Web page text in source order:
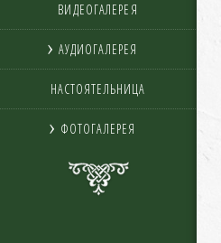
ВИДЕОГАЛЕРЕЯ
АУДИОГАЛЕРЕЯ
НАСТОЯТЕЛЬНИЦА
ФОТОГАЛЕРЕЯ